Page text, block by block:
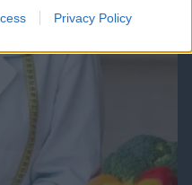
Privacy Policy